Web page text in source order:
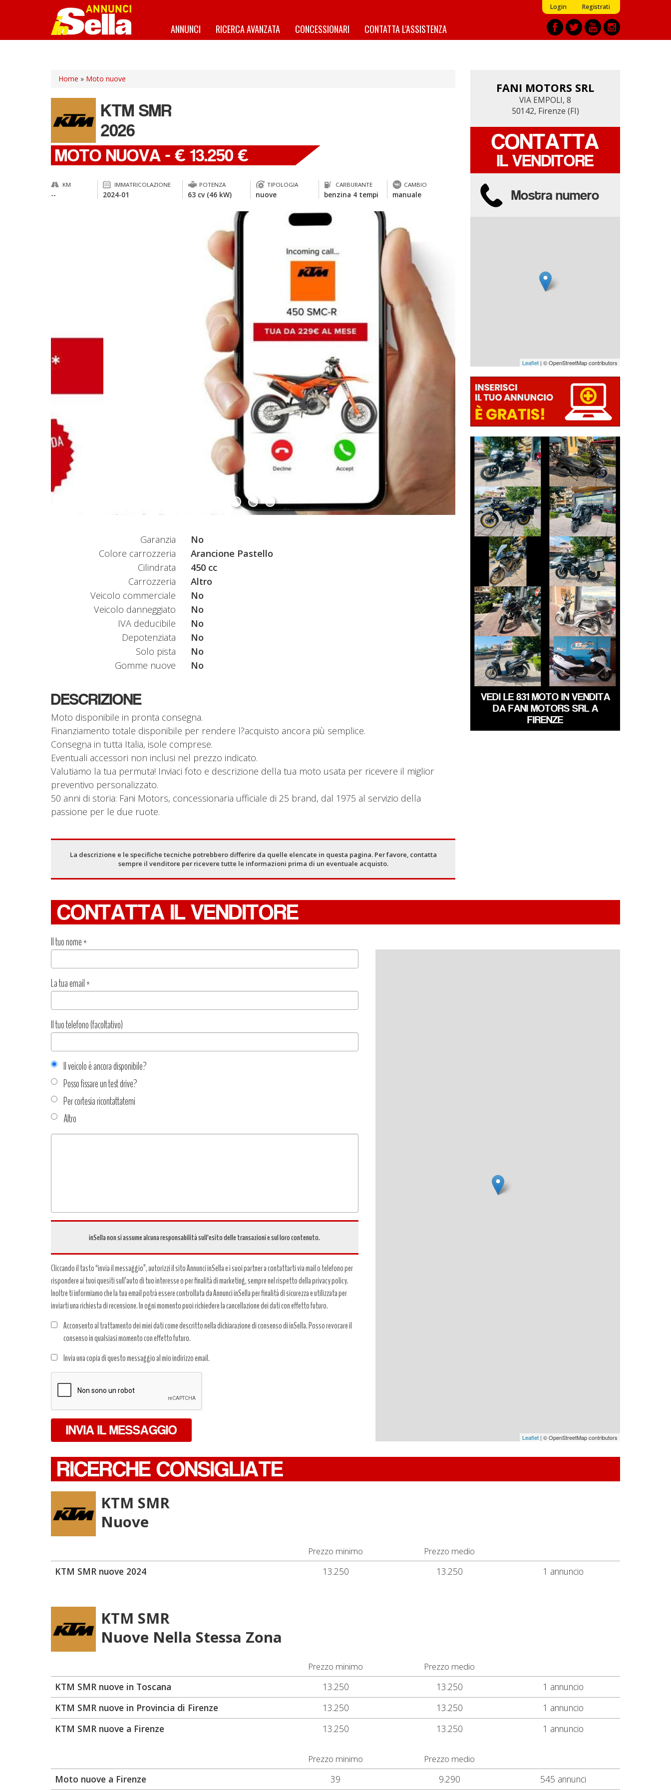
Login Registrati
ANNUNCI RICERCA AVANZATA CONCESSIONARI CONTATTA L'ASSISTENZA
Home » Moto nuove
KTM SMR
2026
MOTO NUOVA - € 13.250 €
KM
--
IMMATRICOLAZIONE
2024-01
POTENZA
63 cv (46 kW)
TIPOLOGIA
nuove
CARBURANTE
benzina 4 tempi
CAMBIO
manuale
Garanzia
No
Colore carrozzeria
Arancione Pastello
Cilindrata
450 cc
Carrozzeria
Altro
Veicolo commerciale
No
Veicolo danneggiato
No
IVA deducibile
No
Depotenziata
No
Solo pista
No
Gomme nuove
No
DESCRIZIONE
Moto disponibile in pronta consegna.
Finanziamento totale disponibile per rendere l?acquisto ancora più semplice.
Consegna in tutta Italia, isole comprese.
Eventuali accessori non inclusi nel prezzo indicato.
Valutiamo la tua permuta! Inviaci foto e descrizione della tua moto usata per ricevere il miglior
preventivo personalizzato.
50 anni di storia: Fani Motors, concessionaria ufficiale di 25 brand, dal 1975 al servizio della
passione per le due ruote.
La descrizione e le specifiche tecniche potrebbero differire da quelle elencate in questa pagina. Per favore, contatta
sempre il venditore per ricevere tutte le informazioni prima di un eventuale acquisto.
FANI MOTORS SRL
VIA EMPOLI, 8
50142, Firenze (FI)
CONTATTA
IL VENDITORE
Mostra numero
Leaflet | © OpenStreetMap contributors
FANI MOTORS SRL
VIA EMPOLI, 8
50142, Firenze (FI)
CONTATTA
IL VENDITORE
Mostra numero
TRIUMPH
STREET-TRIPLE
€ 8.490 €
SUZUKI
BURGMAN-400-
650
€ 4.890 €
ROYAL-ENFIELD
HIMALAYAN
€ 4.999 €
SYM MAXSYM-TL
€ 5.450 €
YAMAHA
TRACER
€ 7.990 €
VOGE VALICO
€ 3.450 €
MORBIDELLI
T352X
€ 5.190 €
HONDA SH
€ 2.490 €
HONDA SH
€ 2.390 €
SUZUKI
BURGMAN-650
€ 5.890 €
VEDI LE 831 MOTO IN VENDITA
DA FANI MOTORS SRL A
FIRENZE
CONTATTA IL VENDITORE
Il tuo nome*
La tua email*
Il tuo telefono (facoltativo)
Il veicolo è ancora disponibile?
Posso fissare un test drive?
Per cortesia ricontattatemi
Altro
Tipo
inSella non si assume alcuna responsabilità sull’esito delle transazioni e sul loro contenuto.
Cliccando il tasto “invia il messaggio”, autorizzi il sito Annunci inSella e i suoi partner a contattarti via mail o telefono per
rispondere ai tuoi quesiti sull’auto di tuo interesse o per finalità di marketing, sempre nel rispetto della privacy policy.
Inoltre ti informiamo che la tua email potrà essere controllata da Annunci inSella per finalità di sicurezza e utilizzata per
inviarti una richiesta di recensione. In ogni momento puoi richiedere la cancellazione dei dati con effetto futuro.
Acconsento al trattamento dei miei dati come descritto nella dichiarazione di consenso di inSella. Posso revocare il
consenso in qualsiasi momento con effetto futuro.
dati
*
Invia una copia di questo messaggio al mio indirizzo email.
INVIA IL MESSAGGIO Leaflet| © OpenStreetMap contributors
RICERCHE CONSIGLIATE
KTM SMR
Nuove
Prezzo minimo Prezzo medio
KTM SMR nuove 2024 13.250 13.250 1 annuncio
KTM SMR
Nuove Nella Stessa Zona
Prezzo minimo Prezzo medio
KTM SMR nuove in Toscana 13.250 13.250
1 annuncio
KTM SMR nuove in Provincia di Firenze
13.250 13.250
1 annuncio
KTM SMR nuove a Firenze
13.250 13.250 1 annuncio
Prezzo minimo Prezzo medio
Moto nuove a Firenze 39 9.290 545 annunci